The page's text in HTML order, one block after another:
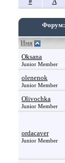
Форум:
Имя
Oksana
Junior Member
olenenok
Junior Member
Olivochka
Junior Member
ordacaver
Junior Member